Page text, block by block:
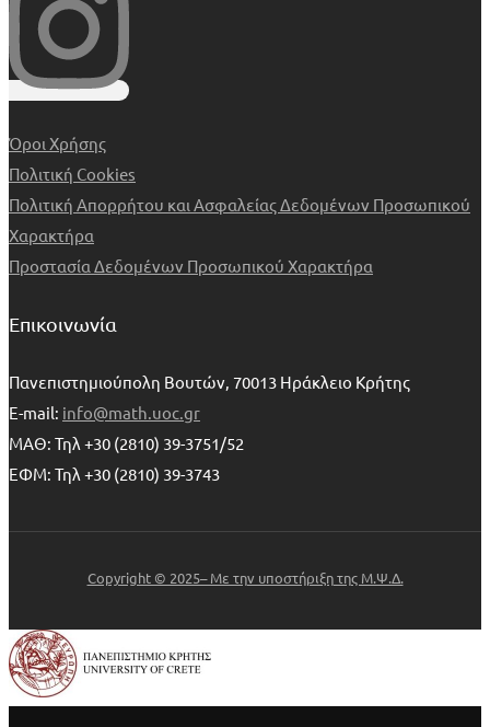
Όροι Χρήσης
Πολιτική Cookies
Πολιτική Απορρήτου και Ασφαλείας Δεδομένων Προσωπικού
Χαρακτήρα
Προστασία Δεδομένων Προσωπικού Χαρακτήρα
Επικοινωνία
Πανεπιστημιούπολη Βουτών, 70013 Ηράκλειο Κρήτης
E-mail: info@math.uoc.gr
ΜΑΘ: Τηλ +30 (2810) 39-3751/52
ΕΦΜ: Τηλ +30 (2810) 39-3743
Copyright © 2025– Με την υποστήριξη της Μ.Ψ.Δ.